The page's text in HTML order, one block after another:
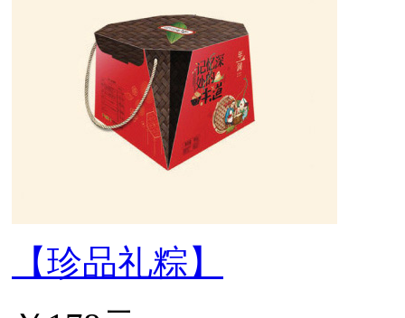
【珍品礼粽】